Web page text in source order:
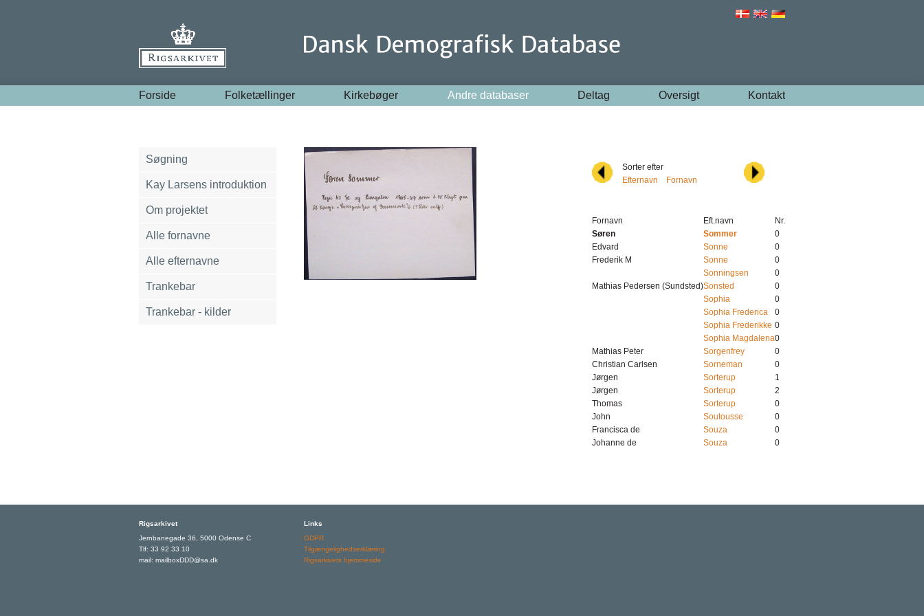
Forside Folketællinger Kirkebøger Andre databaser Deltag Oversigt Kontakt
Søgning
Kay Larsens introduktion
Om projektet
Alle fornavne
Alle efternavne
Trankebar
Trankebar - kilder
Sorter efter
Efternavn
Fornavn
Fornavn Eft.navn
Nr.
Søren
Sommer
0
Edvard
Sonne
0
Frederik M
Sonne
0
Sonningsen
0
Mathias Pedersen (Sundsted)Sonsted
0
Sophia
0
Sophia Frederica
0
Sophia Frederikke 0
Sophia Magdalena0
Mathias Peter
Sorgenfrey
0
Christian Carlsen
Sorneman
0
Jørgen
Sorterup
1
Jørgen
Sorterup
2
Thomas
Sorterup
0
John
Soutousse
0
Francisca de
Souza
0
Johanne de
Souza 0
Rigsarkivet
Jernbanegade 36, 5000 Odense C
Tlf: 33 92 33 10
mail: mailboxDDD@sa.dk
Links
GDPR
Tilgængelighedserklæring
Rigsarkivets hjemmeside